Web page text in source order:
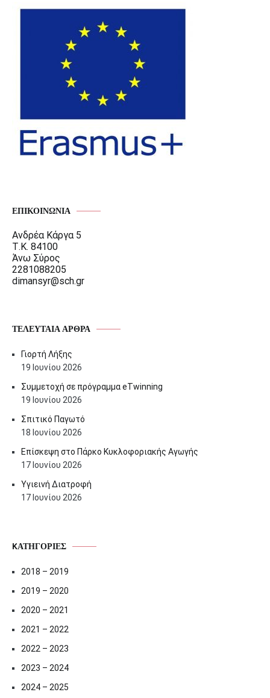
ΕΠΙΚΟΙΝΩΝΊΑ
Ανδρέα Κάργα 5
Τ.Κ. 84100
Άνω Σύρος
2281088205
dimansyr@sch.gr
ΤΕΛΕΥΤΑΊΑ ΆΡΘΡΑ
Γιορτή Λήξης
19 Ιουνίου 2026
Συμμετοχή σε πρόγραμμα eTwinning
19 Ιουνίου 2026
Σπιτικό Παγωτό
18 Ιουνίου 2026
Επίσκεψη στο Πάρκο Κυκλοφοριακής Αγωγής
17 Ιουνίου 2026
Υγιεινή Διατροφή
17 Ιουνίου 2026
KΑΤΗΓΟΡΊΕΣ
2018 – 2019
2019 – 2020
2020 – 2021
2021 – 2022
2022 – 2023
2023 – 2024
2024 – 2025